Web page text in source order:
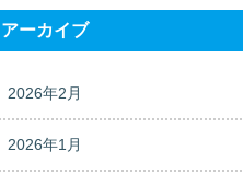
アーカイブ
2026年2月
2026年1月